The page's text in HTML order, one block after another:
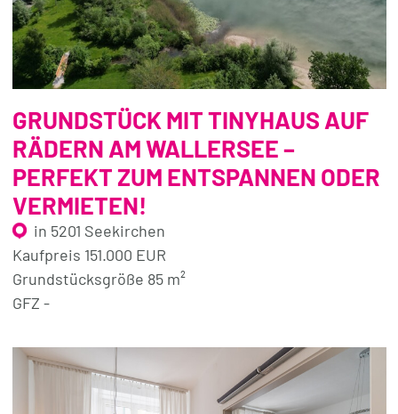
GRUNDSTÜCK MIT TINYHAUS AUF
RÄDERN AM WALLERSEE –
PERFEKT ZUM ENTSPANNEN ODER
VERMIETEN!
in 5201 Seekirchen
Kaufpreis 151.000 EUR
Grundstücksgröße 85 m²
GFZ -